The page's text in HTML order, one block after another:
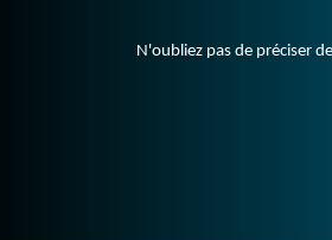
N'oubliez pas de préciser